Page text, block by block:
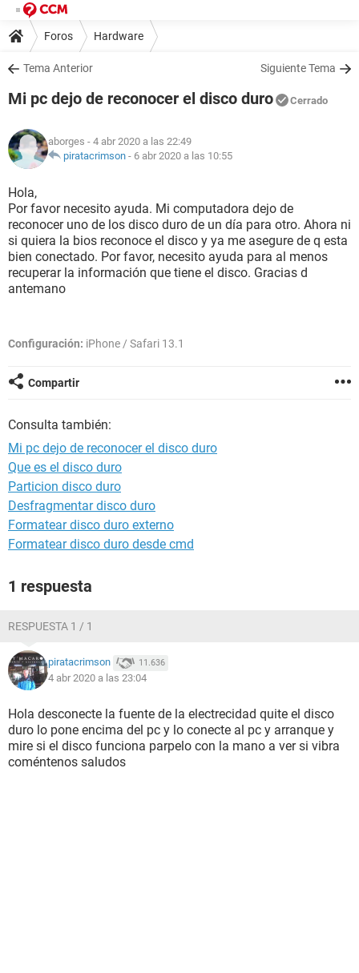
Foros Hardware
Tema Anterior Siguiente Tema
Mi pc dejo de reconocer el disco duro Cerrado
aborges - 4 abr 2020 a las 22:49
piratacrimson - 6 abr 2020 a las 10:55
Hola,
Por favor necesito ayuda. Mi computadora dejo de
reconocer uno de los disco duro de un día para otro. Ahora ni
si quiera la bios reconoce el disco y ya me asegure de q esta
bien conectado. Por favor, necesito ayuda para al menos
recuperar la información que tiene el disco. Gracias d
antemano
Configuración: iPhone / Safari 13.1
Compartir
Consulta también:
Mi pc dejo de reconocer el disco duro
Que es el disco duro
Particion disco duro
Desfragmentar disco duro
Formatear disco duro externo
Formatear disco duro desde cmd
1 respuesta
RESPUESTA 1 / 1
piratacrimson 11.636
4 abr 2020 a las 23:04
Hola desconecte la fuente de la electrecidad quite el disco
duro lo pone encima del pc y lo conecte al pc y arranque y
mire si el disco funciona parpelo con la mano a ver si vibra
coméntenos saludos